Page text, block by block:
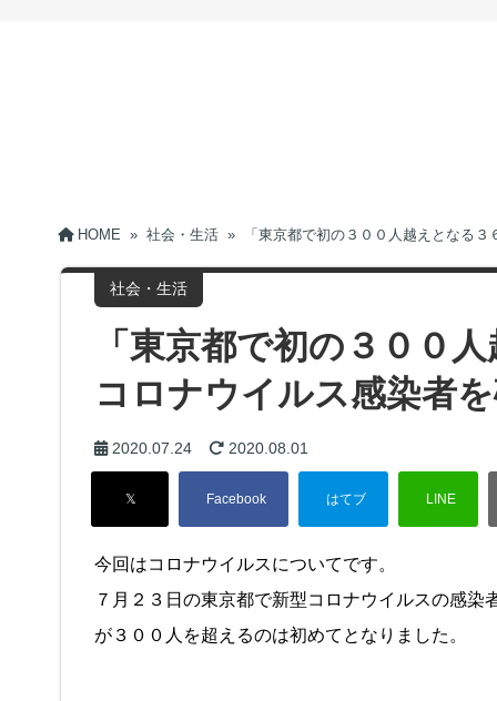
HOME » 社会・生活 » 「東京都で初の３００人越えとなる
社会・生活
「東京都で初の３００
コロナウイルス感染者
2020.07.24 2020.08.01
今回はコロナウイルスについてです。
７月２３日の東京都で新型コロナウイルスの感
が３００人を超えるのは初めてとなりました。